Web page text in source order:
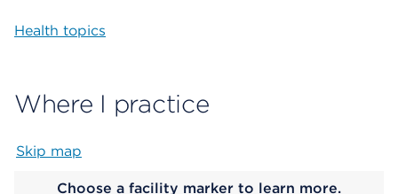
Health topics
Where I practice
Skip map
Choose a facility marker to learn more.